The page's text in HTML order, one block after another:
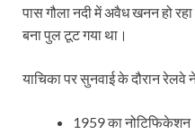
पास गौला नदी में अवैध खनन हो
बना पुल टूट गया था।
याचिका पर सुनवाई के दौरान
1959 का नोटिफिकेशन